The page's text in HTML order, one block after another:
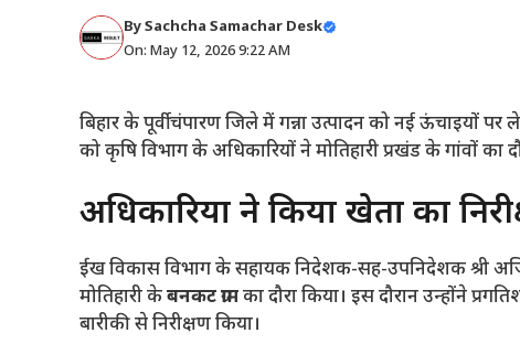
BySachcha Samachar Desk
On: May 12, 2026 9:22 AM
बिहार के पूर्वी चंपारण जिले में गन्ना उत्पादन को नई ऊंचाइयों
को कृषि विभाग के अधिकारियों ने मोतिहारी प्रखंड के गांवों
​अधिकारियों ने किया खेतों का
​ईख विकास विभाग के सहायक निदेशक-सह-उपनिदेशक श्री
मोतिहारी केबनकट ग्रामका दौरा किया। इस दौरान उन्होंने
बारीकी से निरीक्षण किया।